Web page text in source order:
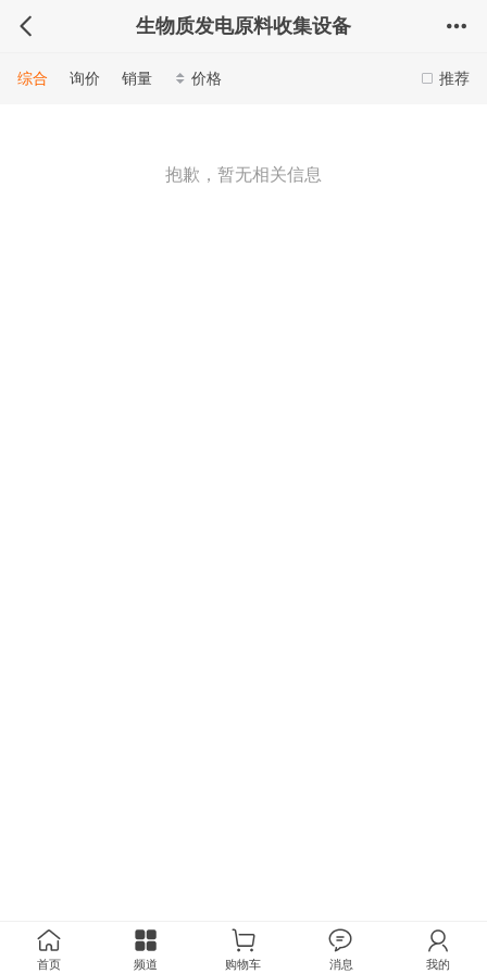
生物质发电原料收集设备
推荐
综合 询价 销量 价格
抱歉，暂无相关信息
首页 频道 购物车 消息 我的